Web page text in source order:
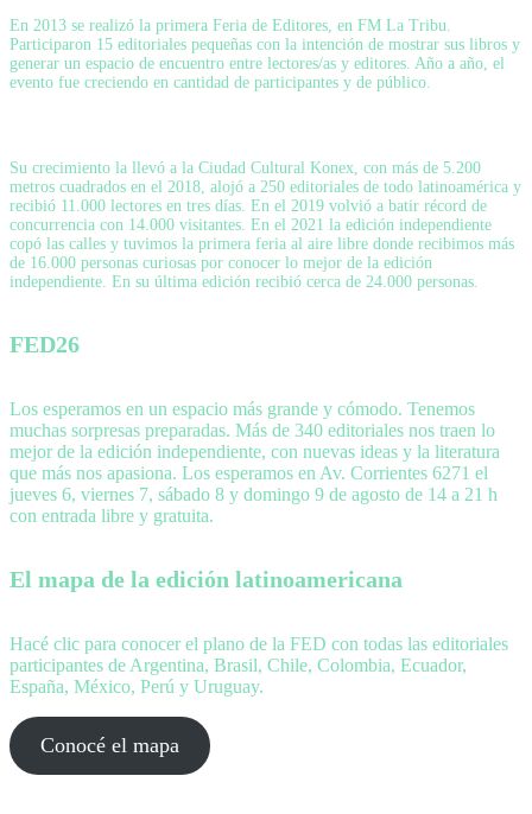
En 2013 se realizó la primera Feria de Editores, en FM La Tribu.
Participaron 15 editoriales pequeñas con la intención de mostrar sus libros y
generar un espacio de encuentro entre lectores/as y editores. Año a año, el
evento fue creciendo en cantidad de participantes y de público.
Su crecimiento la llevó a la Ciudad Cultural Konex, con más de 5.200
metros cuadrados en el 2018, alojó a 250 editoriales de todo latinoamérica y
recibió 11.000 lectores en tres días. En el 2019 volvió a batir récord de
concurrencia con 14.000 visitantes. En el 2021 la edición independiente
copó las calles y tuvimos la primera feria al aire libre donde recibimos más
de 16.000 personas curiosas por conocer lo mejor de la edición
independiente. En su última edición recibió cerca de 24.000 personas.
FED26
Los esperamos en un espacio más grande y cómodo. Tenemos
muchas sorpresas preparadas. Más de 340 editoriales nos traen lo
mejor de la edición independiente, con nuevas ideas y la literatura
que más nos apasiona. Los esperamos en Av. Corrientes 6271 el
jueves 6, viernes 7, sábado 8 y domingo 9 de agosto de 14 a 21 h
con entrada libre y gratuita.
El mapa de la edición latinoamericana
Hacé clic para conocer el plano de la FED con todas las editoriales
participantes de Argentina, Brasil, Chile, Colombia, Ecuador,
España, México, Perú y Uruguay.
Conocé el mapa